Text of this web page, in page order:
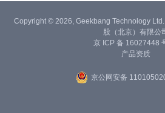
Copyright © 2026, Geekbang Technology
股（北京）有限公
京 ICP 备 16027448
产品资质
京公网安备